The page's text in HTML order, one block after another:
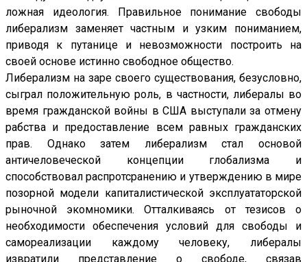
ложная идеология. Правильное понимание свободы
либерализм заменяет частным и узким пониманием,
приводя к путанице и невозможности построить на
своей основе истинно свободное общество.
Либерализм на заре своего существования, безусловно,
сыграл положительную роль, в частности, либералы во
время гражданской войны в США выступали за отмену
рабства и предоставление всем равных гражданских
прав. Однако затем либерализм стал основой
античеловеческой концепции глобализма и
способствовал распротсранению и утверждению в мире
позорной модели капиталистической эксплуататорской
рыночной экомномики. Отталкиваясь от тезисов о
необходимости обеспечения условий для свободы и
самореализации каждому человеку, либералы
извратили представление о свободе, связав